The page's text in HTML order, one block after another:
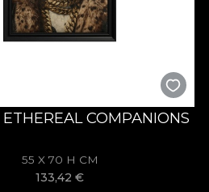
și expresia jucăușă adaugă
și detalii aurii sau din
transformând
COMPANIONS
55 X 70 H CM
133,42€